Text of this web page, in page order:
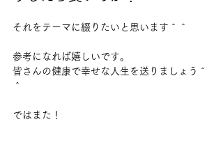
それをテーマに綴りたいと思います＾＾
参考になれば嬉しいです。
皆さんの健康で幸せな人生を送りましょう＾
＾
ではまた！